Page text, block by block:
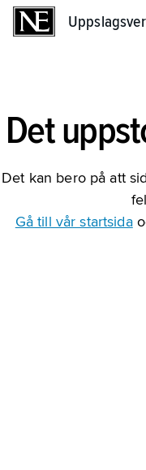
Det
Det kan bero på att
Gå till vår startsida